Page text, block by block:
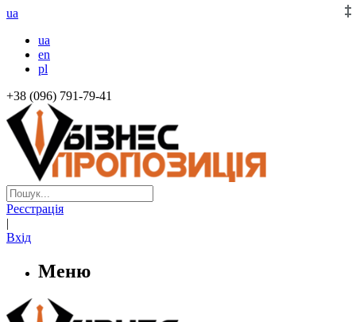
ua
ua
en
pl
+38 (096) 791-79-41
Реєстрація
|
Вхід
Меню